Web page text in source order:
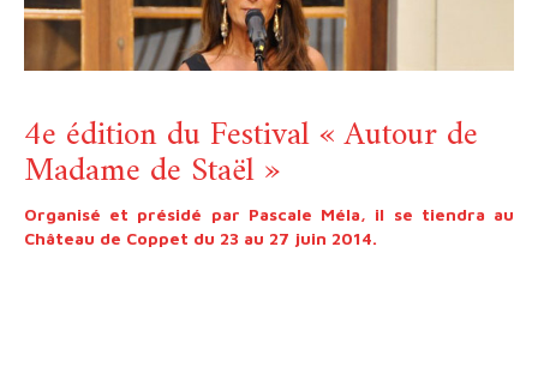
4e édition du Festival « Autour de
Madame de Staël »
Organisé et présidé par Pascale Méla, il se tiendra au
Château de Coppet du 23 au 27 juin 2014.